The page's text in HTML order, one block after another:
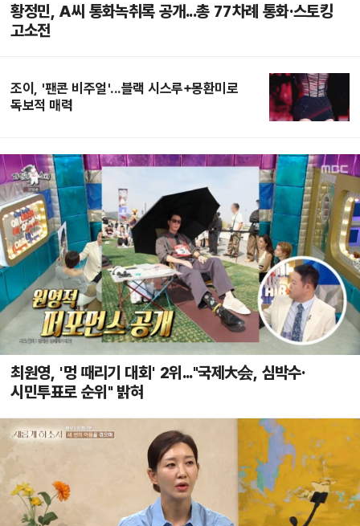
황정민, A씨 통화녹취록 공개...총 77차례 통화·스토킹
고소전
조이, '팬콘 비주얼'...블랙 시스루+몽환미로
독보적 매력
최원영, '멍 때리기 대회' 2위..."국제大会, 심박수·
시민투표로 순위" 밝혀